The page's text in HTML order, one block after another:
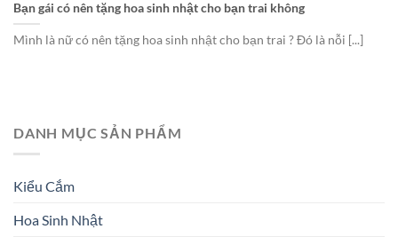
Bạn gái có nên tặng hoa sinh nhật cho bạn trai không
Mình là nữ có nên tặng hoa sinh nhật cho bạn trai ? Đó là nỗi [...]
DANH MỤC SẢN PHẨM
Kiểu Cắm
Hoa Sinh Nhật